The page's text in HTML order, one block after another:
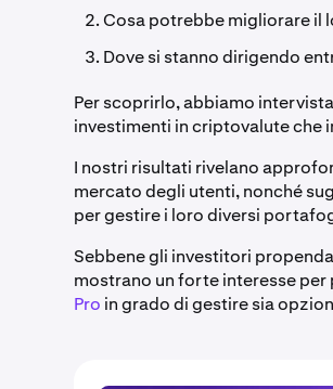
Cosa potrebbe migliorare il
Dove si stanno dirigendo
Per scoprirlo, abbiamo
investimenti in criptovalute che
I nostri risultati rivelano
mercato degli utenti, nonché
per gestire i loro diversi
Sebbene gli investitori
mostrano un forte interesse
Pro in grado di gestire sia